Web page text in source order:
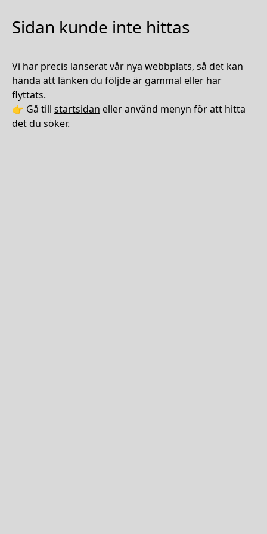
Sidan kunde inte hittas
Vi har precis lanserat vår nya webbplats, så det kan
hända att länken du följde är gammal eller har
flyttats.
👉 Gå till startsidan eller använd menyn för att hitta
det du söker.